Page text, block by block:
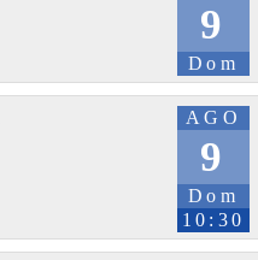
9
Dom
AGO
9
Dom
10:30